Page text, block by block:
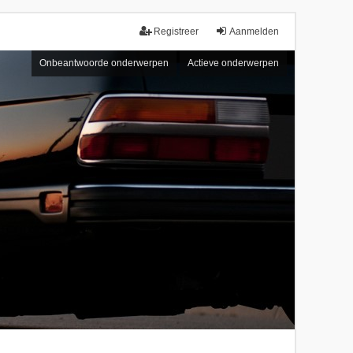
Aanmelden
Registreer
Onbeantwoorde onderwerpen Actieve onderwerpen